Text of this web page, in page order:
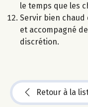
le temps que les
Servir bien chaud
et accompagné
discrétion.
Retour à la